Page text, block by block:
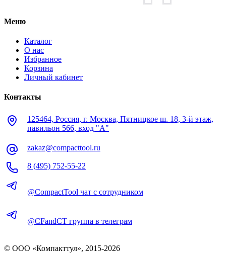
Меню
Каталог
О нас
Избранное
Корзина
Личный кабинет
Контакты
125464, Россия, г. Москва, Пятницкое ш. 18, 3-й этаж,
павильон 566, вход "А"
zakaz@compacttool.ru
8 (495) 752-55-22
@CompactTool чат с сотрудником
@CFandCT группа в телеграм
© OOO «Компакттул», 2015-2026